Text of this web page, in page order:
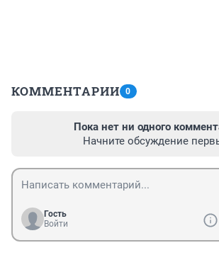
КОММЕНТАРИИ 0
Пока нет ни одного
Начните обсуждение
Гость
Войти